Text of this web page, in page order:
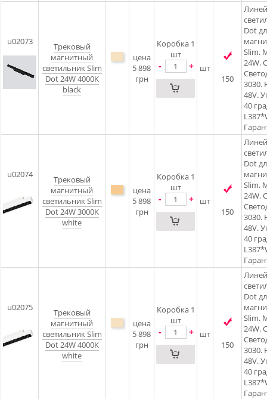
u02073
Трековый
магнитный
светильник Slim
Dot 24W 4000K
black
цена
5 898
грн
Коробка 1
шт
- +
шт
150
Dot
Slim.
24W.
3030.
48V.
40
u02074
Трековый
магнитный
светильник Slim
Dot 24W 3000K
white
цена
5 898
грн
Коробка 1
шт
- +
шт
150
Dot
Slim.
24W.
3030.
48V.
40
u02075
Трековый
магнитный
светильник Slim
Dot 24W 4000K
white
цена
5 898
грн
Коробка 1
шт
- +
шт
150
Dot
Slim.
24W.
3030.
48V.
40